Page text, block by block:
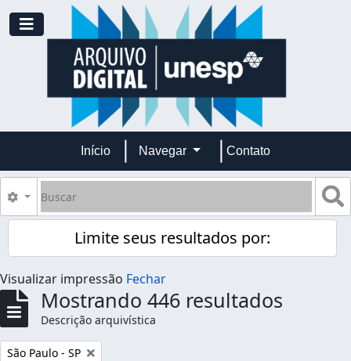
Skip to main content
Toggle navigation
Início Navegar Contato
Buscar
Opções de busca
Limite seus resultados por:
Visualizar impressão Fechar
Mostrando 446 resultados
Descrição arquivística
Remover filtro:
São Paulo - SP